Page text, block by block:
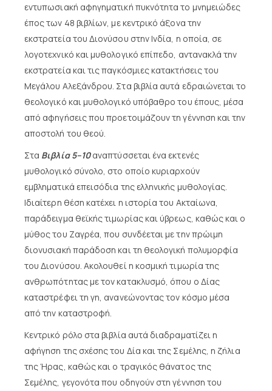
εντυπωσιακή αφηγηματική πυκνότητα το μνημειώδες
έπος των 48 βιβλίων, με κεντρικό άξονα την
εκστρατεία του Διονύσου στην Ινδία, η οποία, σε
λογοτεχνικό και μυθολογικό επίπεδο, αντανακλά την
εκστρατεία και τις παγκόσμιες κατακτήσεις του
Μεγάλου Αλεξάνδρου. Στα βιβλία αυτά εδραιώνεται το
θεολογικό και μυθολογικό υπόβαθρο του έπους, μέσα
από αφηγήσεις που προετοιμάζουν τη γέννηση και την
αποστολή του θεού.
Στα Βιβλία 5–10αναπτύσσεται ένα εκτενές
μυθολογικό σύνολο, στο οποίο κυριαρχούν
εμβληματικά επεισόδια της ελληνικής μυθολογίας.
Ιδιαίτερη θέση κατέχει η ιστορία του Ακταίωνα,
παράδειγμα θεϊκής τιμωρίας και ύβρεως, καθώς και ο
μύθος του Ζαγρέα, που συνδέεται με την πρώιμη
διονυσιακή παράδοση και τη θεολογική πολυμορφία
του Διονύσου. Ακολουθεί η κοσμική τιμωρία της
ανθρωπότητας με τον κατακλυσμό, όπου ο Δίας
καταστρέφει τη γη, ανανεώνοντας τον κόσμο μέσα
από την καταστροφή.
Κεντρικό ρόλο στα βιβλία αυτά διαδραματίζει η
αφήγηση της σχέσης του Δία και της Σεμέλης, η ζήλια
της Ήρας, καθώς και ο τραγικός θάνατος της
Σεμέλης, γεγονότα που οδηγούν στη γέννηση του